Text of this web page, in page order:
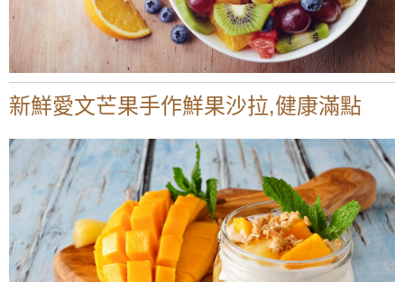
新鮮愛文芒果手作鮮果沙拉,健康滿點